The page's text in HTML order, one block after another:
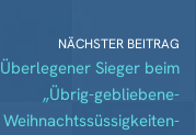
NÄCHSTER BEITRAG
Überlegener Sieger beim
„Übrig-gebliebene-
Weihnachtssüssigkeiten-